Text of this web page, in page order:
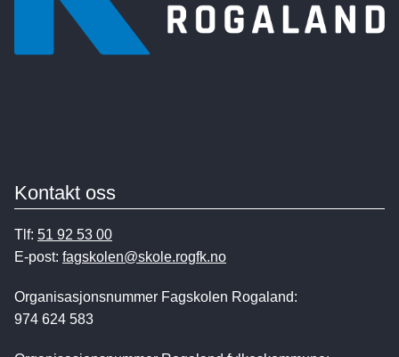
Kontakt oss
Tlf: 51 92 53 00
E-post: fagskolen@skole.rogfk.no
Organisasjonsnummer Fagskolen Rogaland:
974 624 583